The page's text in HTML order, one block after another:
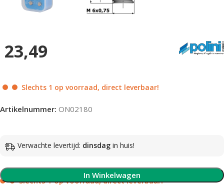
23,49
Slechts 1 op voorraad, direct leverbaar!
Artikelnummer: ON02180
Verwachte levertijd: dinsdag in huis!
Slechts 1 op voorraad, direct leverbaar!
In Winkelwagen